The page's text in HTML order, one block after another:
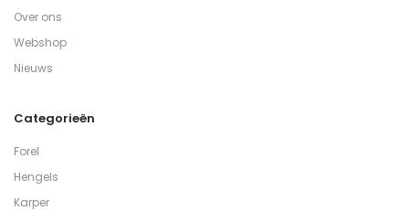
Over ons
Webshop
Nieuws
Categorieën
Forel
Hengels
Karper